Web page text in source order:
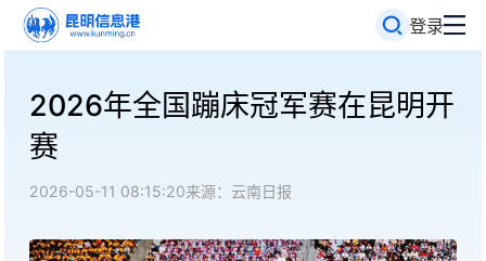
登录
2026年全国蹦床冠军赛在昆明开
赛
2026-05-11 08:15:20来源：云南日报